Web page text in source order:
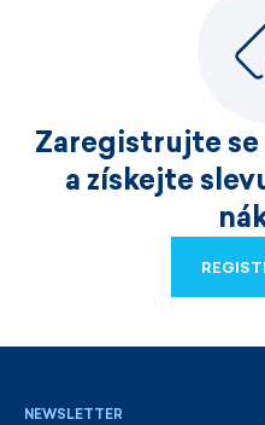
Zaregistrujte
a získejte
NEWSLETTER